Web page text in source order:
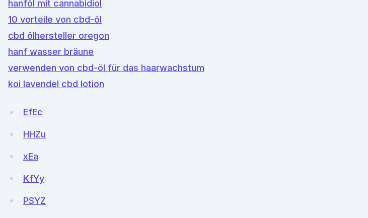
hanföl mit cannabidiol
10 vorteile von cbd-öl
cbd ölhersteller oregon
hanf wasser bräune
verwenden von cbd-öl für das haarwachstum
koi lavendel cbd lotion
EfEc
HHZu
xEa
KfYy
PSYZ